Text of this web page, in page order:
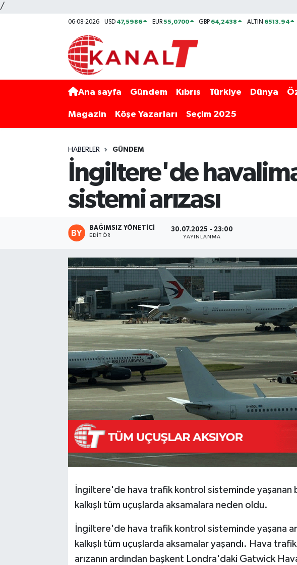
/
06-08-2026 USD 47,5986 EUR55,0700 GBP 64,2438 ALTIN 6513.94
Ana sayfa Gündem Kıbrıs Türkiye Dünya
Magazin Köşe Yazarları Seçim 2025
HABERLER GÜNDEM
İngiltere'de
sistemi arızası
BAĞIMSIZ YÖNETICI
EDITÖR
30.07.2025 - 23:00
YAYINLANMA
İngiltere'de hava trafik kontrol sisteminde yaşanan
kalkışlı tüm uçuşlarda aksamalara neden oldu.
İngiltere'de hava trafik kontrol sisteminde yaşana
kalkışlı tüm uçuşlarda aksamalar yaşandı. Hava
arızanın ardından başkent Londra'daki Gatwick